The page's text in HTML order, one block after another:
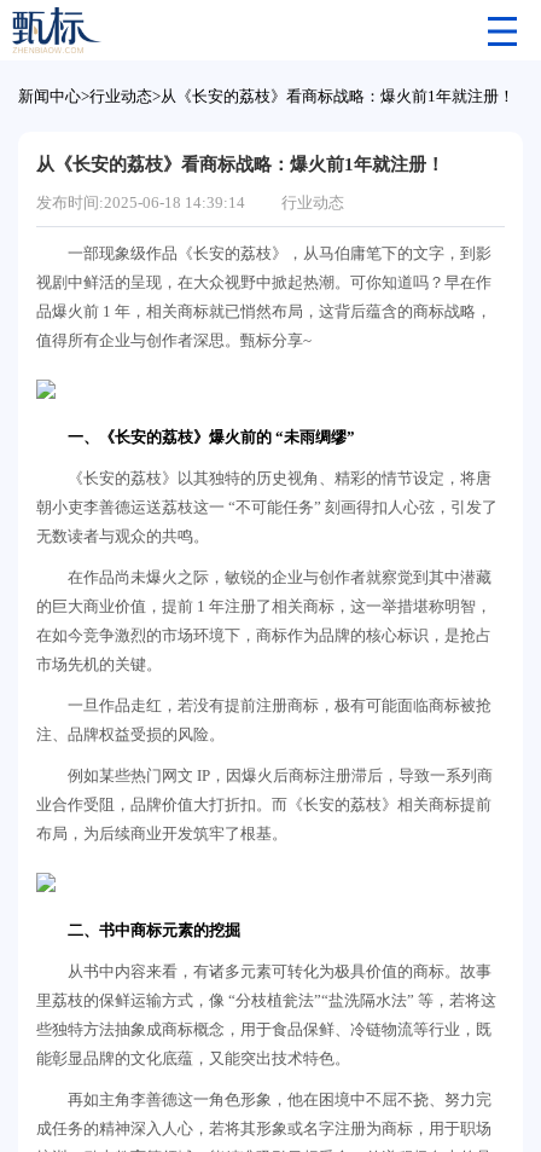
新闻中心>行业动态>从《长安的荔枝》看商标战略：爆火前1年就注册！
从《长安的荔枝》看商标战略：爆火前1年就注册！
发布时间:2025-06-18 14:39:14 行业动态
一部现象级作品《长安的荔枝》，从马伯庸笔下的文字，到影
视剧中鲜活的呈现，在大众视野中掀起热潮。可你知道吗？早在作
品爆火前 1 年，相关商标就已悄然布局，这背后蕴含的商标战略，
值得所有企业与创作者深思。甄标分享~
一、《长安的荔枝》爆火前的 “未雨绸缪”
《长安的荔枝》以其独特的历史视角、精彩的情节设定，将唐
朝小吏李善德运送荔枝这一 “不可能任务” 刻画得扣人心弦，引发了
无数读者与观众的共鸣。
在作品尚未爆火之际，敏锐的企业与创作者就察觉到其中潜藏
的巨大商业价值，提前 1 年注册了相关商标，这一举措堪称明智，
在如今竞争激烈的市场环境下，商标作为品牌的核心标识，是抢占
市场先机的关键。
一旦作品走红，若没有提前注册商标，极有可能面临商标被抢
注、品牌权益受损的风险。
例如某些热门网文 IP，因爆火后商标注册滞后，导致一系列商
业合作受阻，品牌价值大打折扣。而《长安的荔枝》相关商标提前
布局，为后续商业开发筑牢了根基。
二、书中商标元素的挖掘
从书中内容来看，有诸多元素可转化为极具价值的商标。故事
里荔枝的保鲜运输方式，像 “分枝植瓮法”“盐洗隔水法” 等，若将这
些独特方法抽象成商标概念，用于食品保鲜、冷链物流等行业，既
能彰显品牌的文化底蕴，又能突出技术特色。
再如主角李善德这一角色形象，他在困境中不屈不挠、努力完
成任务的精神深入人心，若将其形象或名字注册为商标，用于职场